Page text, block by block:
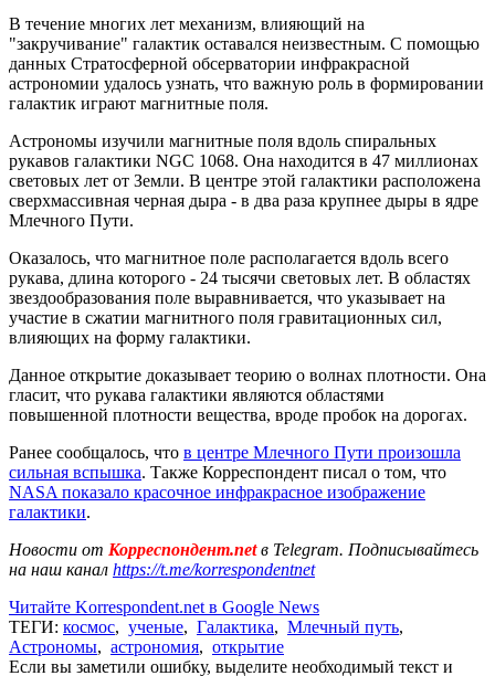
В течение многих лет механизм, влияющий на
"закручивание" галактик оставался неизвестным. С помощью
данных Стратосферной обсерватории инфракрасной
астрономии удалось узнать, что важную роль в формировании
галактик играют магнитные поля.
Астрономы изучили магнитные поля вдоль спиральных
рукавов галактики NGC 1068. Она находится в 47 миллионах
световых лет от Земли. В центре этой галактики расположена
сверхмассивная черная дыра - в два раза крупнее дыры в ядре
Млечного Пути.
Оказалось, что магнитное поле располагается вдоль всего
рукава, длина которого - 24 тысячи световых лет. В областях
звездообразования поле выравнивается, что указывает на
участие в сжатии магнитного поля гравитационных сил,
влияющих на форму галактики.
Данное открытие доказывает теорию о волнах плотности. Она
гласит, что рукава галактики являются областями
повышенной плотности вещества, вроде пробок на дорогах.
Ранее сообщалось, что в центре Млечного Пути произошла
сильная вспышка. Также Корреспондент писал о том, что
NASA показало красочное инфракрасное изображение
галактики.
Новости от Корреспондент.netв Telegram. Подписывайтесь
на наш канал https://t.me/korrespondentnet
Читайте Korrespondent.net в Google News
ТЕГИ: космос, ученые, Галактика, Млечный путь,
Астрономы, астрономия, открытие
Если вы заметили ошибку, выделите необходимый текст и